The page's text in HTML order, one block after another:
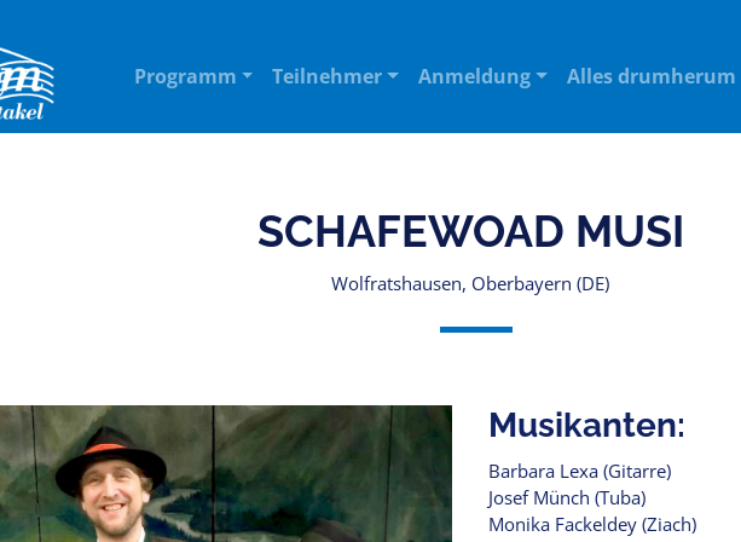
Programm Teilnehmer Anmeldung Alles drumherum
SCHAFEWOAD MUSI
Wolfratshausen, Oberbayern (DE)
Musikanten:
Barbara Lexa (Gitarre)
Josef Münch (Tuba)
Monika Fackeldey (Ziach)